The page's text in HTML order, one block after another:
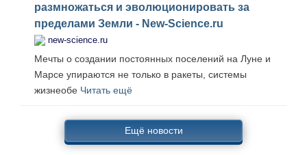
размножаться и эволюционировать за
пределами Земли - New-Science.ru
new-science.ru
Мечты о создании постоянных поселений на Луне и
Марсе упираются не только в ракеты, системы
жизнеобе Читать ещё
Ещё новости